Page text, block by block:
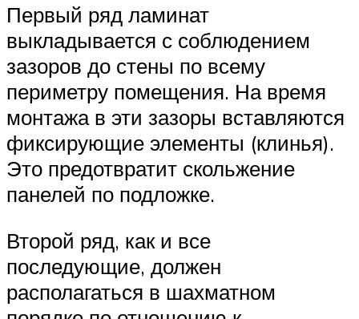
Первый ряд ламинат
выкладывается с соблюдением
зазоров до стены по всему
периметру помещения. На время
монтажа в эти зазоры вставляются
фиксирующие элементы (клинья).
Это предотвратит скольжение
панелей по подложке.
Второй ряд, как и все
последующие, должен
располагаться в шахматном